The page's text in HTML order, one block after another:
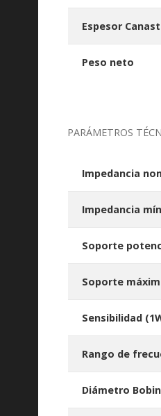
Espesor
Peso neto
PARÁMETROS
Impedancia
Impedancia
Soporte
Soporte
Sensibilidad
Rango de
Diámetro